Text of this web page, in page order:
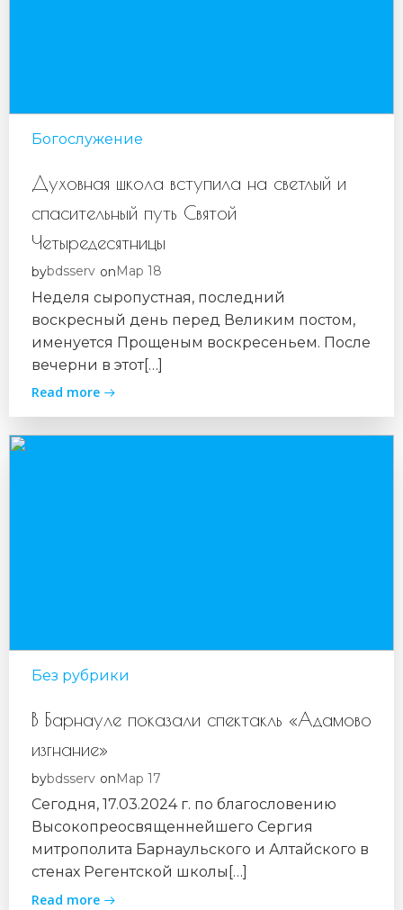
Богослужение
Духовная школа вступила на светлый и
спасительный путь Святой
Четыредесятницы
bybdsserv onМар 18
Неделя сыропустная, последний
воскресный день перед Великим постом,
именуется Прощеным воскресеньем. После
вечерни в этот[…]
Read more
Без рубрики
В Барнауле показали спектакль «Адамово
изгнание»
bybdsserv onМар 17
Сегодня, 17.03.2024 г. по благословению
Высокопреосвященнейшего Сергия
митрополита Барнаульского и Алтайского в
стенах Регентской школы[…]
Read more